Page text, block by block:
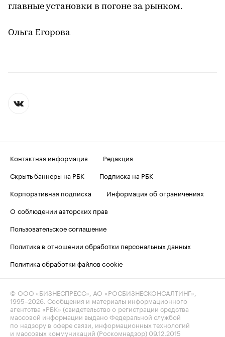
главные установки в погоне за рынком.
Ольга Егорова
Контактная информация
Редакция
Скрыть баннеры на РБК
Подписка на РБК
Корпоративная подписка
Информация об ограничениях
О соблюдении авторских прав
Пользовательское соглашение
Политика в отношении обработки персональных данных
Политика обработки файлов cookie
© ООО «БИЗНЕСПРЕСС», АО «РОСБИЗНЕСКОНСАЛТИНГ»,
1995–2026 . Сообщения и материалы информационного
агентства «РБК» (свидетельство о регистрации средства
массовой информации выдано Федеральной службой
по надзору в сфере связи, информационных технологий
и массовых коммуникаций (Роскомнадзор) 09.12.2015